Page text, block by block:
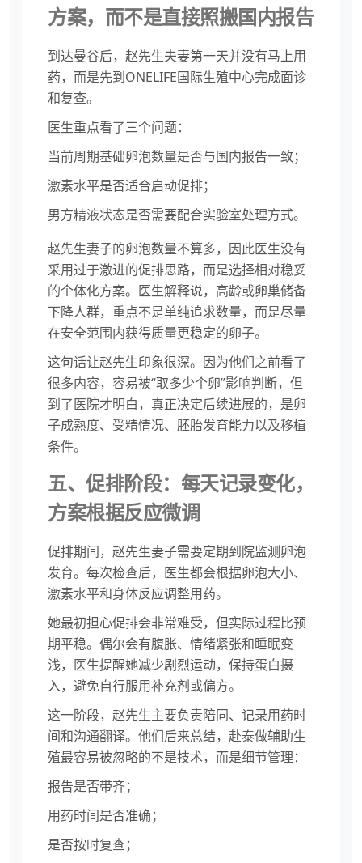
方案，而不是直接照搬国内报告
到达曼谷后，赵先生夫妻第一天并没有马上用
药，而是先到ONELIFE国际生殖中心完成面诊
和复查。
医生重点看了三个问题：
当前周期基础卵泡数量是否与国内报告一致；
激素水平是否适合启动促排；
男方精液状态是否需要配合实验室处理方式。
赵先生妻子的卵泡数量不算多，因此医生没有
采用过于激进的促排思路，而是选择相对稳妥
的个体化方案。医生解释说，高龄或卵巢储备
下降人群，重点不是单纯追求数量，而是尽量
在安全范围内获得质量更稳定的卵子。
这句话让赵先生印象很深。因为他们之前看了
很多内容，容易被“取多少个卵”影响判断，但
到了医院才明白，真正决定后续进展的，是卵
子成熟度、受精情况、胚胎发育能力以及移植
条件。
五、促排阶段：每天记录变化，
方案根据反应微调
促排期间，赵先生妻子需要定期到院监测卵泡
发育。每次检查后，医生都会根据卵泡大小、
激素水平和身体反应调整用药。
她最初担心促排会非常难受，但实际过程比预
期平稳。偶尔会有腹胀、情绪紧张和睡眠变
浅，医生提醒她减少剧烈运动，保持蛋白摄
入，避免自行服用补充剂或偏方。
这一阶段，赵先生主要负责陪同、记录用药时
间和沟通翻译。他们后来总结，赴泰做辅助生
殖最容易被忽略的不是技术，而是细节管理：
报告是否带齐；
用药时间是否准确；
是否按时复查；